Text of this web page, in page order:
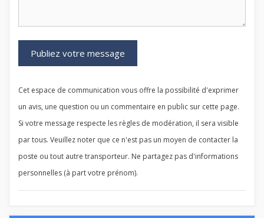
Cet espace de communication vous offre la possibilité d'exprimer
un avis, une question ou un commentaire en public sur cette page.
Si votre message respecte les règles de modération, il sera visible
par tous. Veuillez noter que ce n'est pas un moyen de contacter la
poste ou tout autre transporteur. Ne partagez pas d'informations
personnelles (à part votre prénom).